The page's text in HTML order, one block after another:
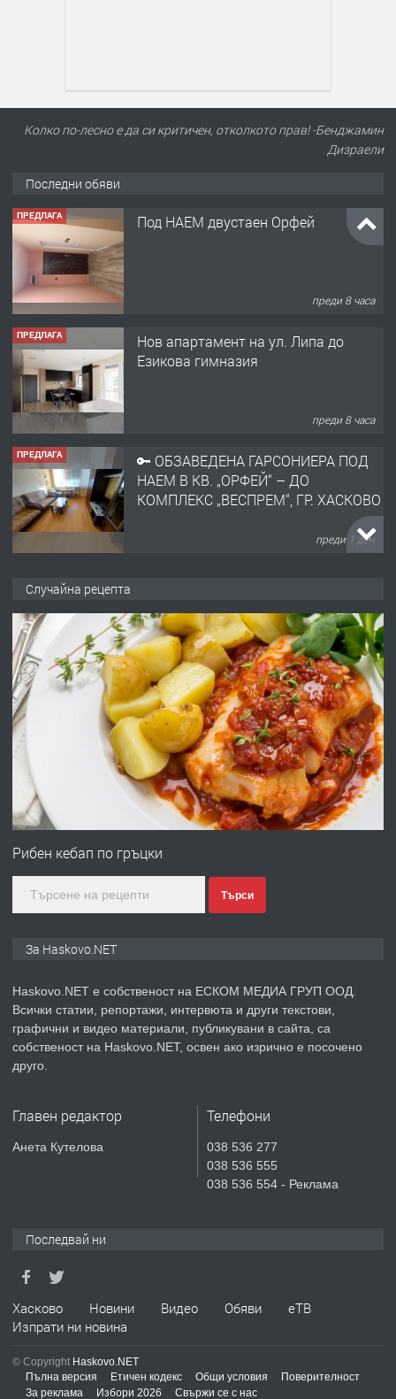
Колко по-лесно е да си критичен, отколкото прав! -Бенджамин
Дизраели
Последни обяви
ПРЕДЛАГА Под НАЕМ двустаен Орфей
преди 8 часа
ПРЕДЛАГА
Нов апартамент на ул. Липа до
Езикова гимназия
преди 8 часа
ПРЕДЛАГА
🔑 ОБЗАВЕДЕНА ГАРСОНИЕРА ПОД
НАЕМ В КВ. „ОРФЕЙ“ – ДО
КОМПЛЕКС „ВЕСПРЕМ“, ГР. ХАСКОВО
преди 1 ден
АПАРТАМЕНТ В ЦЕНТЪРА НА ГР.
ХАСКОВО
преди 2 дни
ПРЕДЛАГА Давам гараж под наем
преди 2 дни
ПРЕДЛАГА
№4120 Магазин/Офис под наем в кв.
градската градина!
преди 3 дни
ПРЕДЛАГА
Продавам парцел в гр. Хасково кв.
СГЛОБЯВАНЕ НА МЕБЕЛИ.
апартамент под наем в кв.
преди 3 дни
Случайна рецепта
Рибен кебап по гръцки
Търси
За Haskovo.NET
Haskovo.NET е собственост на ЕСКОМ МЕДИА ГРУП ООД.
Всички статии, репортажи, интервюта и други текстови,
графични и видео материали, публикувани в сайта, са
собственост на Haskovo.NET, освен ако изрично е посочено
друго.
Главен редактор
Анета Кутелова
Телефони
038 536 277
038 536 555
038 536 554 - Реклама
Последвай ни
Хасково Новини Видео Обяви
еТВ
Изпрати ни новина
© Copyright Haskovo.NET
Пълна версия
Етичен кодекс Общи условия
Поверителност
За реклама
Избори 2026 Свържи се с нас